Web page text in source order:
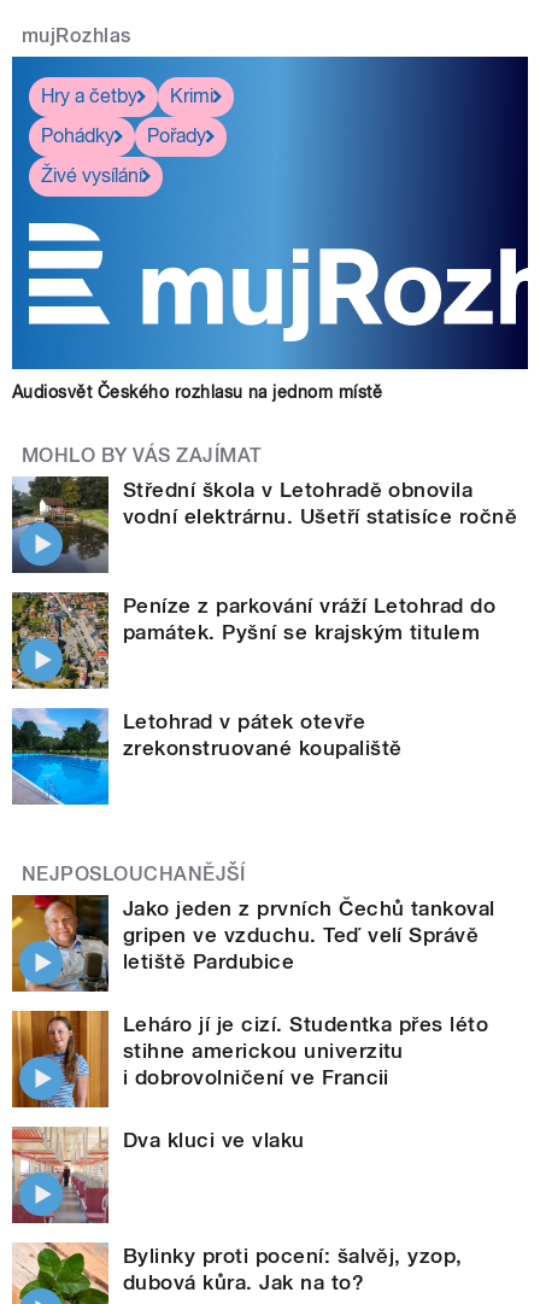
mujRozhlas
Hry a četby
Krimi
Pohádky
Pořady
Živé vysílání
Audiosvět Českého rozhlasu na jednom místě
MOHLO BY VÁS ZAJÍMAT
Střední škola v Letohradě obnovila
vodní elektrárnu. Ušetří statisíce ročně
Peníze z parkování vráží Letohrad do
památek. Pyšní se krajským titulem
Letohrad v pátek otevře
zrekonstruované koupaliště
NEJPOSLOUCHANĚJŠÍ
Jako jeden z prvních Čechů tankoval
gripen ve vzduchu. Teď velí Správě
letiště Pardubice
Leháro jí je cizí. Studentka přes léto
stihne americkou univerzitu
i dobrovolničení ve Francii
Dva kluci ve vlaku
Bylinky proti pocení: šalvěj, yzop,
dubová kůra. Jak na to?